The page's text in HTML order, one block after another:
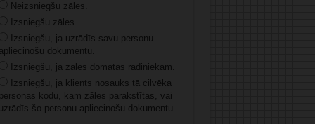
Neizsniegšu zāles.
Izsniegšu zāles.
Izsniegšu, ja uzrādīs savu personu
dokumentu.
Izsniegšu, ja zāles domātas radiniekam.
Izsniegšu, ja klients nosauks tā cilvēka
kodu, kam zāles parakstītas, vai
šo personu apliecinošu dokumentu.